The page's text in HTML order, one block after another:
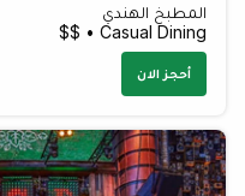
المطبخ الهندي
Casual Dining • $$
أحجز الان